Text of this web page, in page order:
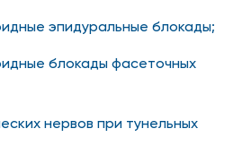
эпидуральные блокады;
блокады фасеточных
нервов при тунельных